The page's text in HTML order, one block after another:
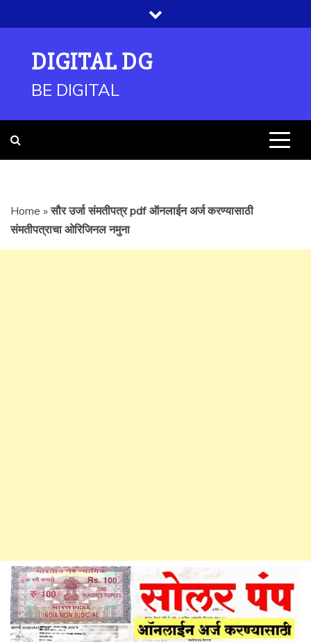
to
DIGITAL DG
BE DIGITAL
Home »सौर उर्जा संमतीपत्र pdf ऑनलाईन अर्ज करण्यासाठी
संमतीपत्राचा ओरिजिनल नमुना